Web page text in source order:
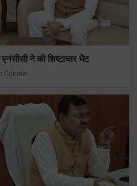
ने की शिष्टाचार भेंट
Gairola